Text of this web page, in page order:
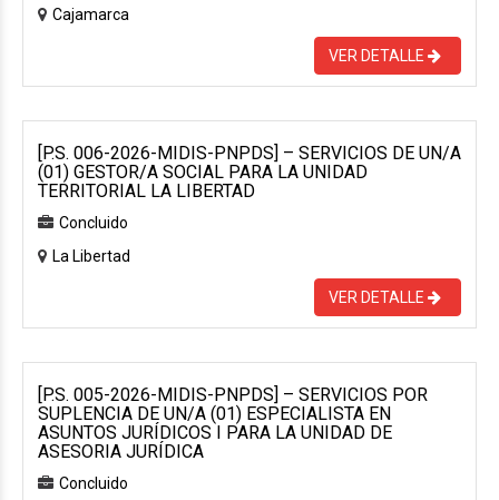
Cajamarca
VER DETALLE
[P.S. 006-2026-MIDIS-PNPDS] – SERVICIOS DE UN/A
(01) GESTOR/A SOCIAL PARA LA UNIDAD
TERRITORIAL LA LIBERTAD
Concluido
La Libertad
VER DETALLE
[P.S. 005-2026-MIDIS-PNPDS] – SERVICIOS POR
SUPLENCIA DE UN/A (01) ESPECIALISTA EN
ASUNTOS JURÍDICOS I PARA LA UNIDAD DE
ASESORIA JURÍDICA
Concluido